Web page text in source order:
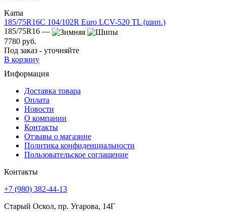
Kama
185/75R16C 104/102R Euro LCV-520 TL (шип.)
185/75R16 —
7780 руб.
Под заказ - уточняйте
В корзину
Информация
Доставка товара
Оплата
Новости
О компании
Контакты
Отзывы о магазине
Политика конфиденциальности
Пользовательское соглашение
Контакты
+7 (980) 382-44-13
Старый Оскол, пр. Угарова, 14Г